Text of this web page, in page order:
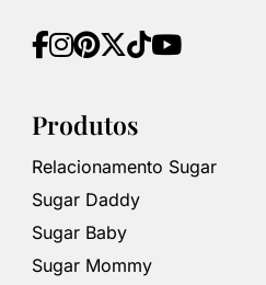
Produtos
Relacionamento Sugar
Sugar Daddy
Sugar Baby
Sugar Mommy